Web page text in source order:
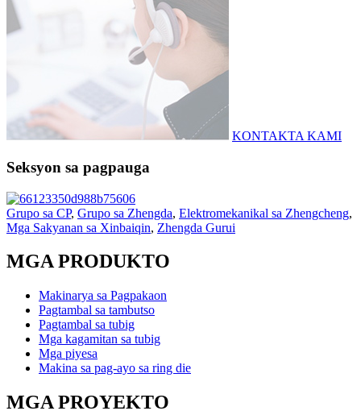
KONTAKTA KAMI
Seksyon sa pagpauga
Grupo sa CP, Grupo sa Zhengda, Elektromekanikal sa Zhengcheng,
Mga Sakyanan sa Xinbaiqin, Zhengda Gurui
MGA PRODUKTO
Makinarya sa Pagpakaon
Pagtambal sa tambutso
Pagtambal sa tubig
Mga kagamitan sa tubig
Mga piyesa
Makina sa pag-ayo sa ring die
MGA PROYEKTO